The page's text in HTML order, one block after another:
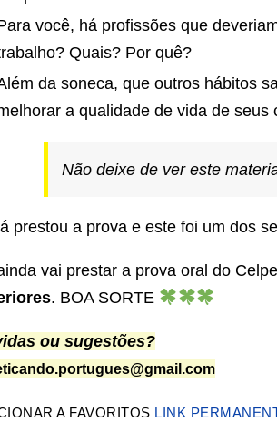
você, há profissões que
Quais? Por quê?
da soneca, que outros hábitos
a qualidade de vida de seus
Não deixe de ver este
prestou a prova e este foi um dos
vai prestar a prova oral do
. BOA SORTE
ou sugestões?
A FAVORITOS LINK